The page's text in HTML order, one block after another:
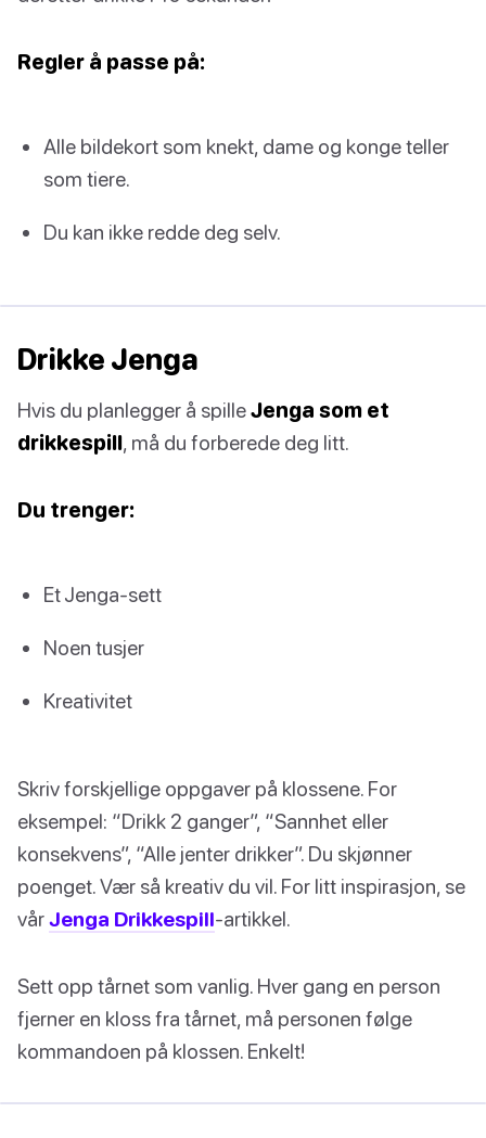
Regler å passe på:
Alle bildekort som knekt, dame og konge teller
som tiere.
Du kan ikke redde deg selv.
Drikke Jenga
Hvis du planlegger å spilleJenga som et
drikkespill , må du forberede deg litt.
Du trenger:
Et Jenga-sett
Noen tusjer
Kreativitet
Skriv forskjellige oppgaver på klossene. For
eksempel: “Drikk 2 ganger”, “Sannhet eller
konsekvens”, “Alle jenter drikker”. Du skjønner
poenget. Vær så kreativ du vil. For litt inspirasjon, se
vårJenga Drikkespill-artikkel.
Sett opp tårnet som vanlig. Hver gang en person
fjerner en kloss fra tårnet, må personen følge
kommandoen på klossen. Enkelt!